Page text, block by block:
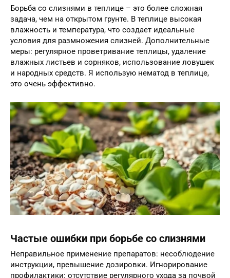
Борьба со слизнями в теплице – это более сложная
задача, чем на открытом грунте. В теплице высокая
влажность и температура, что создает идеальные
условия для размножения слизней. Дополнительные
меры: регулярное проветривание теплицы, удаление
влажных листьев и сорняков, использование ловушек
и народных средств. Я использую нематод в теплице,
это очень эффективно.
Частые ошибки при борьбе со слизнями
Неправильное применение препаратов: несоблюдение
инструкции, превышение дозировки. Игнорирование
профилактики: отсутствие регулярного ухода за почвой